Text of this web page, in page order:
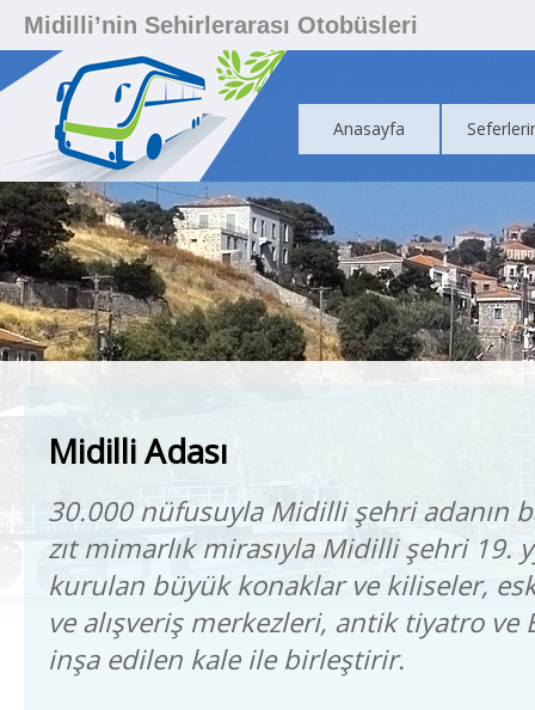
Midilli’nin Sehirlerarası Otobüsleri
Anasayfa
Midilli Adası
30.000 nüfusuyla Midilli şehri adanın
zıt mimarlık mirasıyla Midilli şehri 19.
kurulan büyük konaklar ve kiliseler,
ve alışveriş merkezleri, antik tiyatro ve
inşa edilen kale ile birleştirir.